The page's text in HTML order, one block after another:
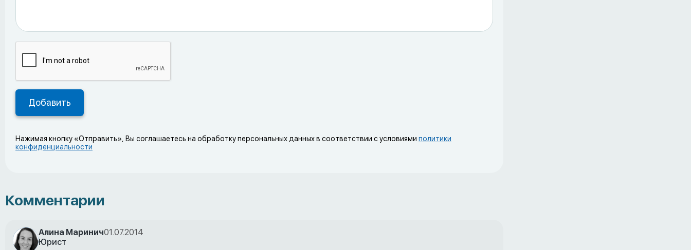
Нажимая кнопку «Отправить», Вы соглашаетесь на обработку персональных данных в соответствии с условиями политики
конфиденциальности
Комментарии
Алина Маринич01.07.2014
Юрист